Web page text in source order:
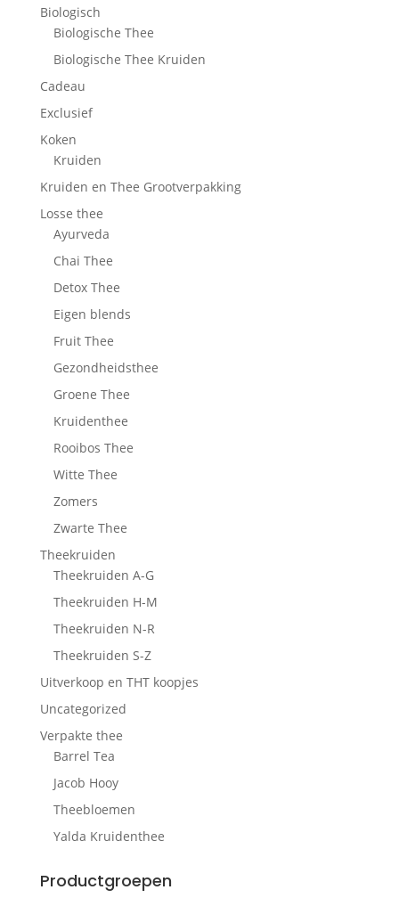
Biologisch
Biologische Thee
Biologische Thee Kruiden
Cadeau
Exclusief
Koken
Kruiden
Kruiden en Thee Grootverpakking
Losse thee
Ayurveda
Chai Thee
Detox Thee
Eigen blends
Fruit Thee
Gezondheidsthee
Groene Thee
Kruidenthee
Rooibos Thee
Witte Thee
Zomers
Zwarte Thee
Theekruiden
Theekruiden A-G
Theekruiden H-M
Theekruiden N-R
Theekruiden S-Z
Uitverkoop en THT koopjes
Uncategorized
Verpakte thee
Barrel Tea
Jacob Hooy
Theebloemen
Yalda Kruidenthee
Productgroepen